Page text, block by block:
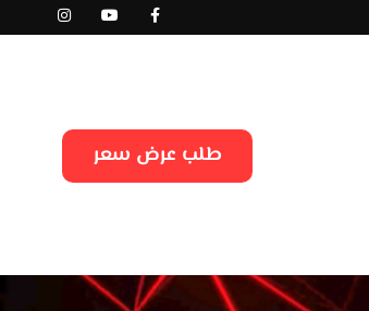
طلب عرض سعر